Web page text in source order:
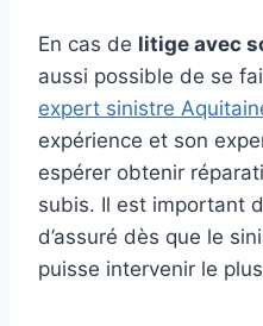
En cas de litige avec
aussi possible de se
expert sinistre
expérience et son
espérer obtenir
subis. Il est important
d’assuré dès que le
puisse intervenir le